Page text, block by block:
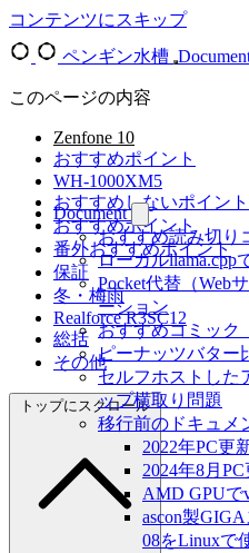
コンテンツにスキップ
ペンギン水槽
Document
おすすめ読み切り
ローカルllama.cpp
Pocket代替（Web
ーション
おすすめコミック
ピーナッツバター
セルフホストした
ップ横取り問題
移行前のドキュメ
2022年PC更
2024年8月
AMD GPUで
ascon製
08をLinuxで
このページの内容
Zenfone 10
おすすめポイント
WH-1000XM5
おすすめしないポイント
おすすめポイント
番外おすすめポイント
保証
冬・梅雨
Realforce R3SC12
総括
その他
トップにスクロール